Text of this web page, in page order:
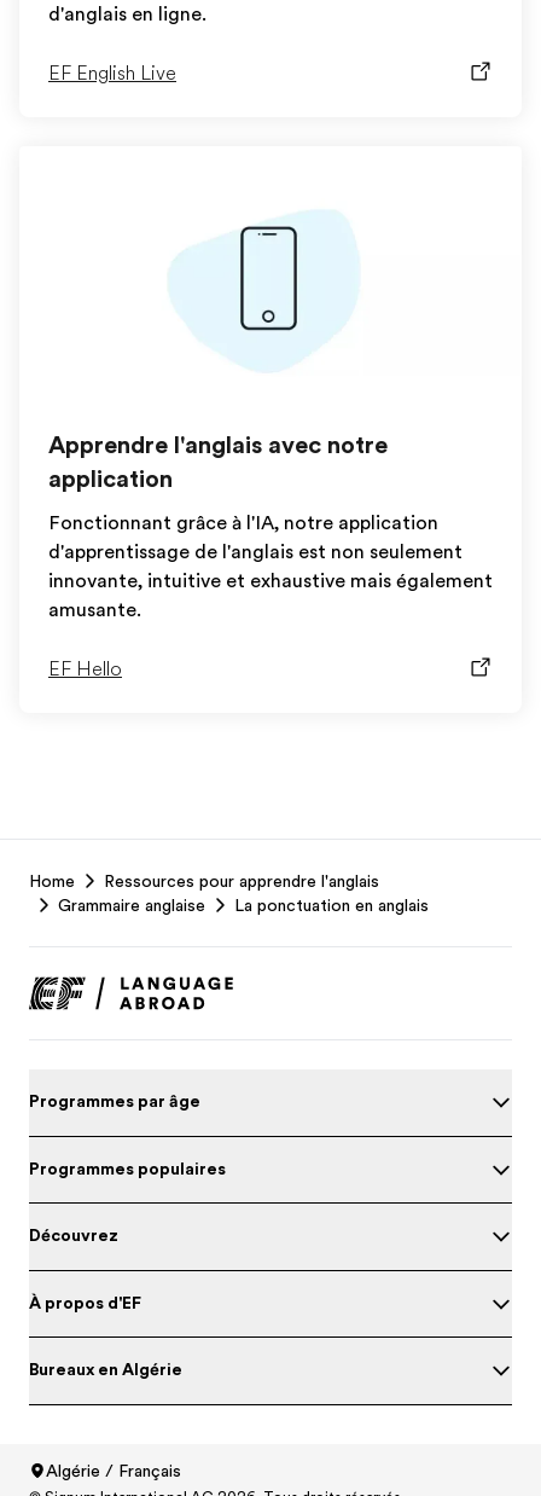
Evalue ton niveau d'anglais
d'anglais en ligne.
EF English Live
Apprendre l'anglais avec notre
application
Fonctionnant grâce à l'IA, notre application
d'apprentissage de l'anglais est non seulement
innovante, intuitive et exhaustive mais également
amusante.
EF Hello
Footer
Home
Ressources pour apprendre l'anglais
Grammaire anglaise
La ponctuation en anglais
Programmes par âge
Programmes populaires
Découvrez
À propos d'EF
Bureaux en Algérie
Algérie / Français